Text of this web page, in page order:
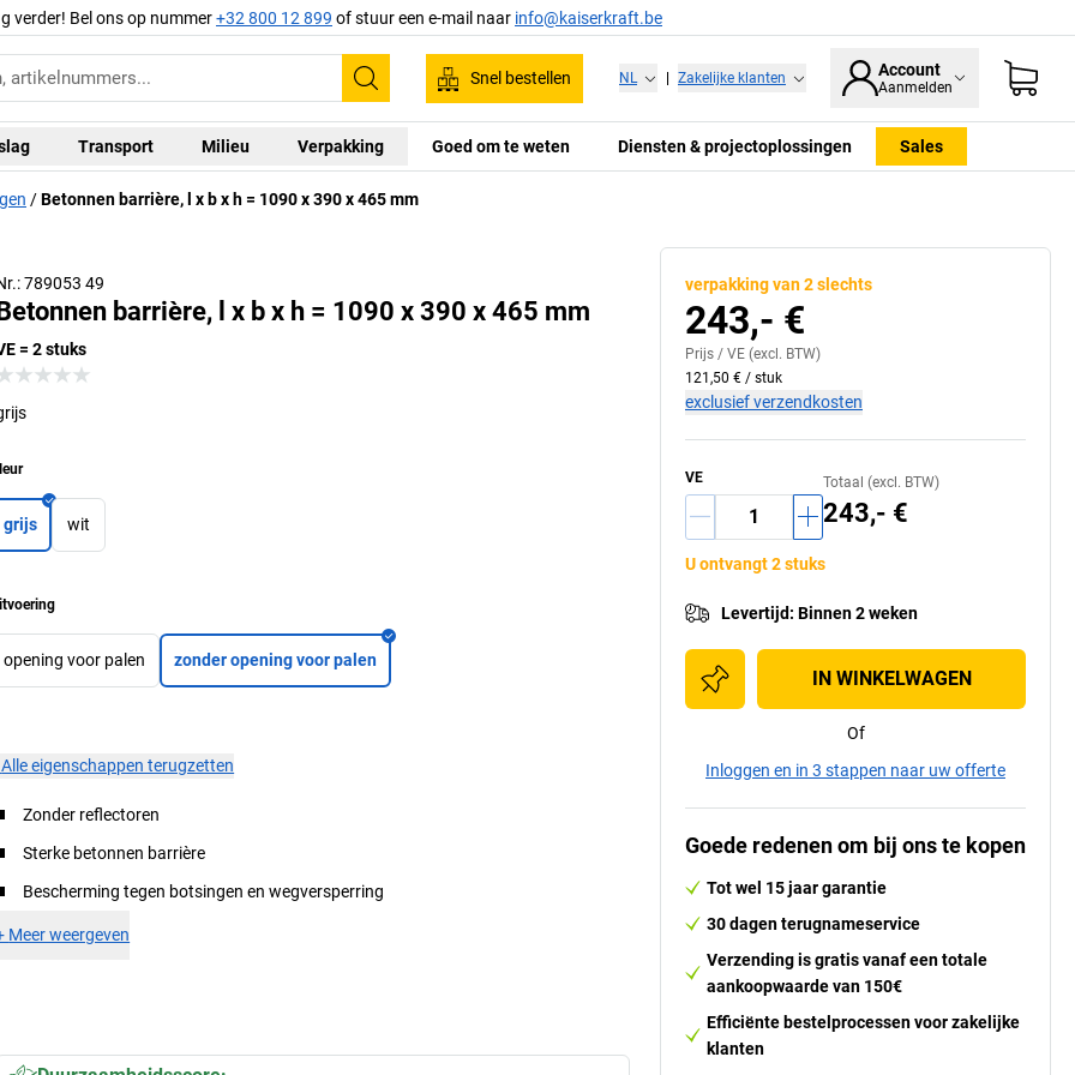
verder! Bel ons op nummer+32 800 12 899 of stuur een e-mail naar info@kaiserkraft.be
Zoeken
Snel bestellen NL Zakelijke klanten Account
Aanmelden
Transport Milieu Verpakking Goed om te weten Diensten & projectoplossingen Sales
Betonnen barrière, l x b x h = 1090 x 390 x 465 mm
789053 49
barrière, l x b x h = 1090 x 390 x 465 mm
= 2 stuks
grijs wit
opening voor palen zonder opening voor palen
Alle eigenschappen terugzetten
Zonder reflectoren
Sterke betonnen barrière
Bescherming tegen botsingen en wegversperring
Meer weergeven
verpakking van 2 slechts
243,- €
Prijs / VE (excl. BTW)
121,50 € / stuk
exclusief verzendkosten
VE Totaal (excl. BTW)
243,- €
U ontvangt 2 stuks
Levertijd: Binnen 2 weken
IN WINKELWAGEN
Of
Inloggen en in 3 stappen naar uw offerte
Goede redenen om bij ons te kopen
Tot wel 15 jaar garantie
30 dagen terugnameservice
Verzending is gratis vanaf een totale
aankoopwaarde van 150€
Efficiënte bestelprocessen voor zakelijke
klanten